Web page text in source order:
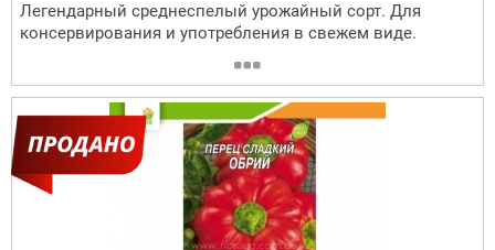
Легендарный среднеспелый урожайный сорт. Для
консервирования и употребления в свежем виде.